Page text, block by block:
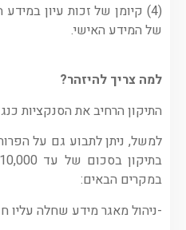
(4) קיומן של זכות עיון
של המידע האישי.
למה צריך להיזהר?
התיקון הרחיב את הסנקציות
למשל, ניתן לתבוע גם על
במקרים הבאים:
-ניהול מאגר מידע שחלה עליו